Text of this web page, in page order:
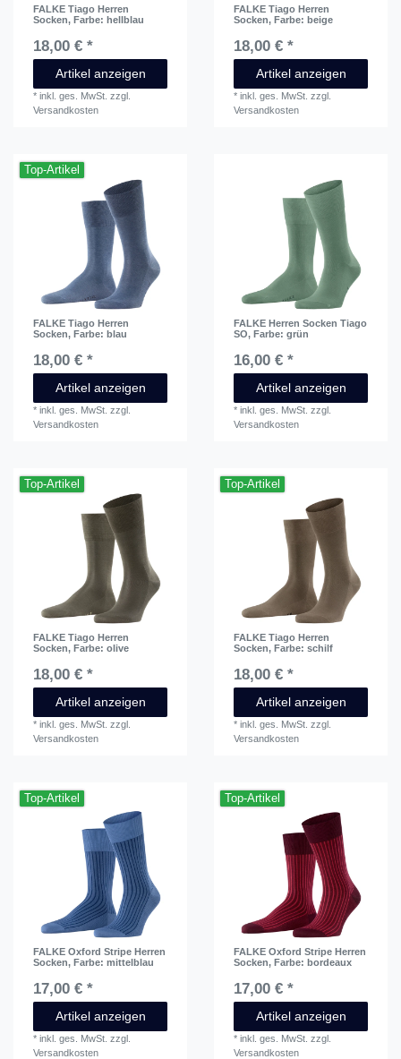
FALKE Tiago Herren
Socken, Farbe: hellblau
18,00 € *
Artikel anzeigen
*inkl. ges. MwSt. zzgl.
Versandkosten
FALKE Tiago Herren
Socken, Farbe: beige
18,00 € *
Artikel anzeigen
*inkl. ges. MwSt. zzgl.
Versandkosten
Top-Artikel
FALKE Tiago Herren
Socken, Farbe: blau
18,00 € *
Artikel anzeigen
*inkl. ges. MwSt. zzgl.
Versandkosten
FALKE Herren Socken Tiago
SO, Farbe: grün
16,00 € *
Artikel anzeigen
*inkl. ges. MwSt. zzgl.
Versandkosten
Top-Artikel
FALKE Tiago Herren
Socken, Farbe: olive
18,00 € *
Artikel anzeigen
*inkl. ges. MwSt. zzgl.
Versandkosten
Top-Artikel
FALKE Tiago Herren
Socken, Farbe: schilf
18,00 € *
Artikel anzeigen
*inkl. ges. MwSt. zzgl.
Versandkosten
Top-Artikel
FALKE Oxford Stripe Herren
Socken, Farbe: mittelblau
17,00 € *
Artikel anzeigen
*inkl. ges. MwSt. zzgl.
Versandkosten
Top-Artikel
FALKE Oxford Stripe Herren
Socken, Farbe: bordeaux
17,00 € *
Artikel anzeigen
*inkl. ges. MwSt. zzgl.
Versandkosten